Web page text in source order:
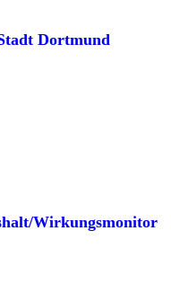
Stadt Dortmund.
Dortmund
Haushaltsplan der Stadt
im Rahmen des
Wirkungsmonitor